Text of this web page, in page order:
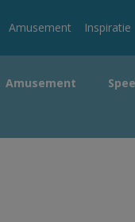
Amusement Inspiratie
Amusement